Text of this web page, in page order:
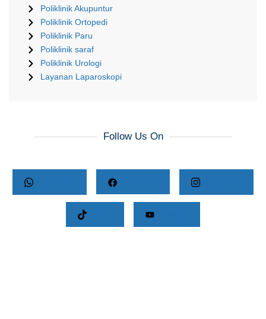
Poliklinik Akupuntur
Poliklinik Ortopedi
Poliklinik Paru
Poliklinik saraf
Poliklinik Urologi
Layanan Laparoskopi
Follow Us On